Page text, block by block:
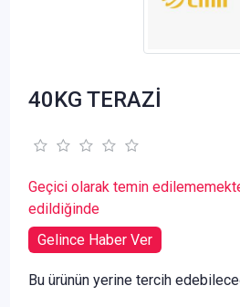
40KG TERAZİ
Geçici olarak temin
edildiğinde
Gelince Haber Ver
Bu ürünün yerine tercih